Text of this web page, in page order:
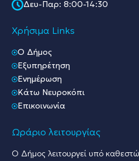
Δευ-Παρ: 8:00-14:30
Χρήσιμα Links
O Δήμος
Εξυπηρέτηση
Ενημέρωση
Κάτω Νευροκόπι
Επικοινωνία
Ωράριο λειτουργίας
Ο Δήμος λειτουργεί υπό